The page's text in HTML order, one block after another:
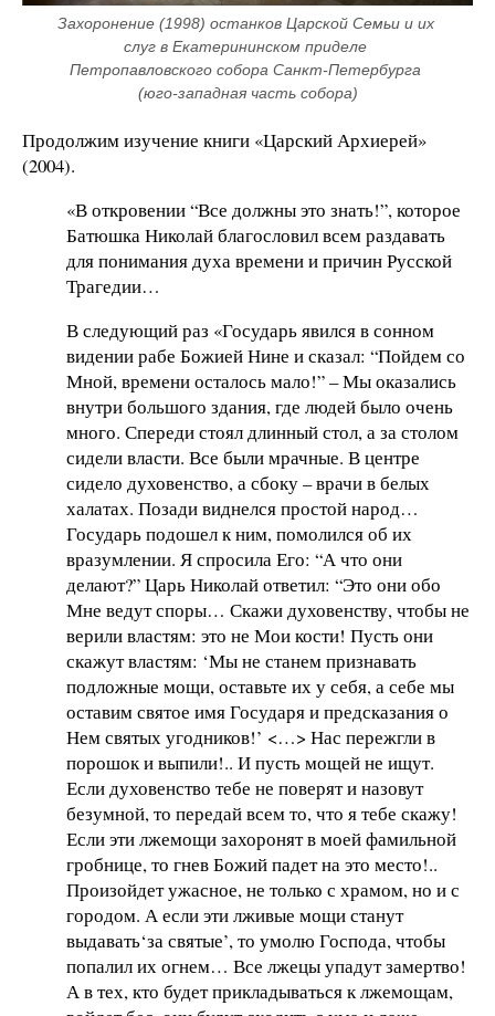
Захоронение (1998) останков Царской Семьи и их
слуг в Екатерининском приделе
Петропавловского собора Санкт-Петербурга
(юго-западная часть собора)
Продолжим изучение книги «Царский Архиерей»
(2004).
«В откровении “Все должны это знать!”, которое
Батюшка Николай благословил всем раздавать
для понимания духа времени и причин Русской
Трагедии…
В следующий раз «Государь явился в сонном
видении рабе Божией Нине и сказал: “Пойдем со
Мной, времени осталось мало!” – Мы оказались
внутри большого здания, где людей было очень
много. Спереди стоял длинный стол, а за столом
сидели власти. Все были мрачные. В центре
сидело духовенство, а сбоку – врачи в белых
халатах. Позади виднелся простой народ…
Государь подошел к ним, помолился об их
вразумлении. Я спросила Его: “А что они
делают?” Царь Николай ответил: “Это они обо
Мне ведут споры… Скажи духовенству, чтобы не
верили властям: это не Мои кости! Пусть они
скажут властям: ‘Мы не станем признавать
подложные мощи, оставьте их у себя, а себе мы
оставим святое имя Государя и предсказания о
Нем святых угодников!’ <…> Нас пережгли в
порошок и выпили!.. И пусть мощей не ищут.
Если духовенство тебе не поверят и назовут
безумной, то передай всем то, что я тебе скажу!
Если эти лжемощи захоронят в моей фамильной
гробнице, то гнев Божий падет на это место!..
Произойдет ужасное, не только с храмом, но и с
городом. А если эти лживые мощи станут
выдавать‘за святые’, то умолю Господа, чтобы
попалил их огнем… Все лжецы упадут замертво!
А в тех, кто будет прикладываться к лжемощам,